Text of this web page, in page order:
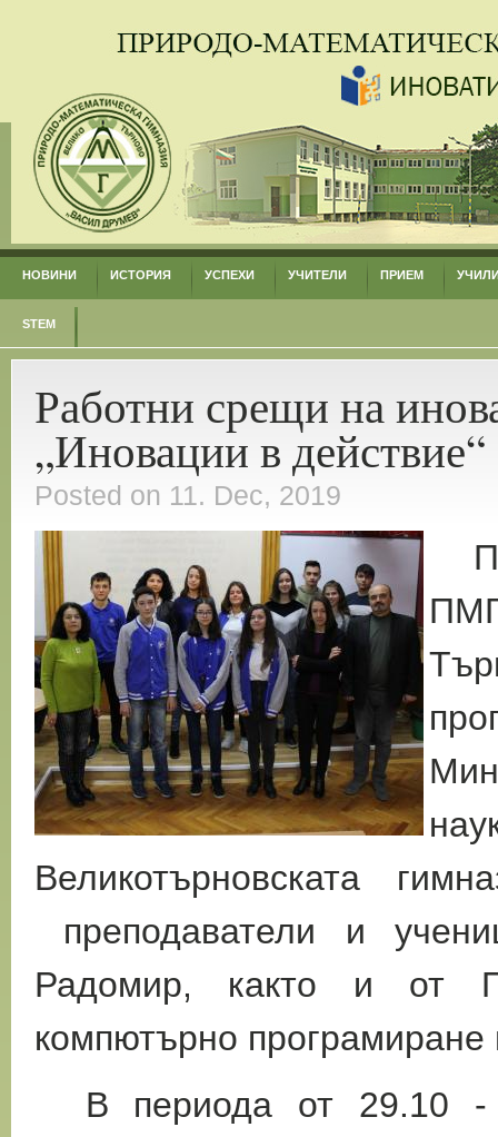
НОВИНИ ИСТОРИЯ УСПЕХИ УЧИТЕЛИ ПРИЕМ
STEM
Работни срещи на
„Иновации в действие“
Posted on 11. Dec, 2019
Великотърновската
преподаватели и
Радомир, както и от
компютърно програмиране
В периода от 29.10 -